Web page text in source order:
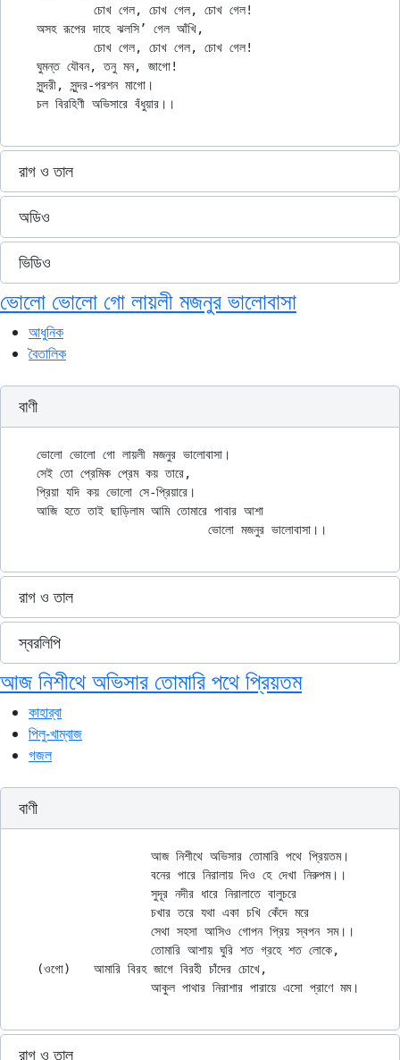
অসহ রূপের দাহে ঝলসি’ গেল আঁখি,
ঘুমন্ত যৌবন, তনু মন, জাগো!
সুন্দরী, সুন্দর-পরশন মাগো।
রাগ ও তাল
অডিও
ভিডিও
ভোলো ভোলো গো লায়লী মজনুর ভালোবাসা
আধুনিক
বৈতালিক
বাণী
ভোলো ভোলো গো লায়লী মজনুর ভালোবাসা।
সেই তো প্রেমিক প্রেম কয় তারে,
প্রিয়া যদি কয় ভোলো সে-প্রিয়ারে।
আজি হতে তাই ছাড়িলাম আমি তোমারে পাবার আশা
রাগ ও তাল
স্বরলিপি
আজ নিশীথে অভিসার তোমারি পথে প্রিয়তম
কাহার্‌বা
পিলু-খাম্বাজ
গজল
বাণী
(ওগো) 	আমারি বিরহ জাগে বিরহী চাঁদের চোখে,
রাগ ও তাল